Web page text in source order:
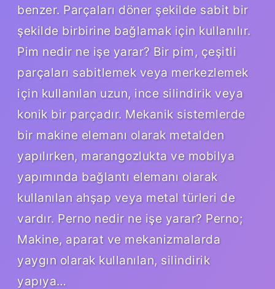
benzer. Parçaları döner şekilde sabit bir
şekilde birbirine bağlamak için kullanılır.
Pim nedir ne işe yarar? Bir pim, çeşitli
parçaları sabitlemek veya merkezlemek
için kullanılan uzun, ince silindirik veya
konik bir parçadır. Mekanik sistemlerde
bir makine elemanı olarak metalden
yapılırken, marangozlukta ve mobilya
yapımında bağlantı elemanı olarak
kullanılan ahşap veya metal türleri de
vardır. Perno nedir ne işe yarar? Perno;
Makine, aparat ve mekanizmalarda
yaygın olarak kullanılan, silindirik
yapıya…